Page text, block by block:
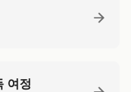
여정